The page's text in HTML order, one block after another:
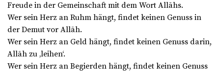
Freude in der Gemeinschaft mit dem Wort Allāhs.
Wer sein Herz an Ruhm hängt, findet keinen Genuss in
der Demut vor Allāh.
Wer sein Herz an Geld hängt, findet keinen Genuss darin,
Allāh zu ‚leihen‘.
Wer sein Herz an Begierden hängt, findet keinen Genuss